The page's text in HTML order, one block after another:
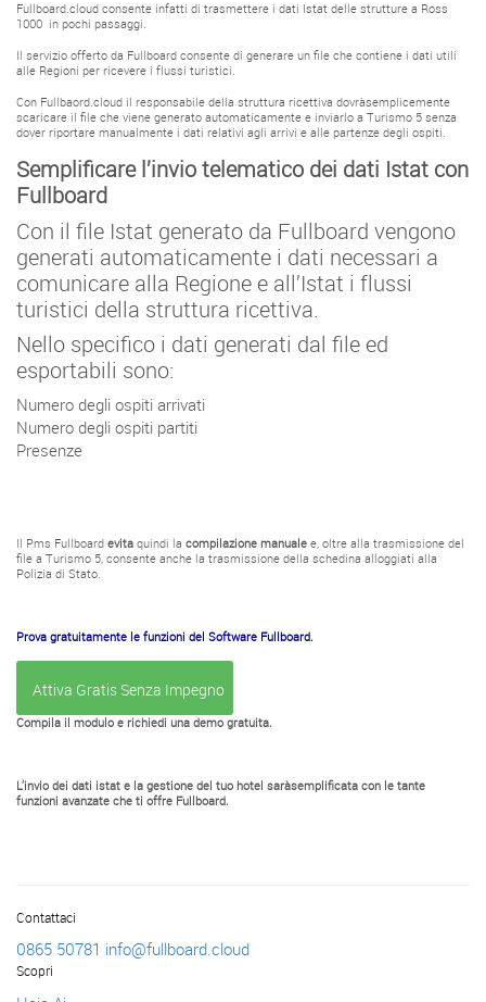
Fullboard.cloud consente infatti di trasmettere i dati Istat delle strutture a Ross
1000 in pochi passaggi.
Il servizio offerto da Fullboard consente di generare un file che contiene i dati utili
alle Regioni per ricevere i flussi turistici.
Con Fullbaord.cloud il responsabile della struttura ricettiva dovràsemplicemente
scaricare il file che viene generato automaticamente e inviarlo a Turismo 5 senza
dover riportare manualmente i dati relativi agli arrivi e alle partenze degli ospiti.
Semplificare l’invio telematico dei dati Istat con
Fullboard
Con il file Istat generato da Fullboard vengono
generati automaticamente i dati necessari a
comunicare alla Regione e all’Istat i flussi
turistici della struttura ricettiva.
Nello specifico i dati generati dal file ed
esportabili sono:
Numero degli ospiti arrivati
Numero degli ospiti partiti
Presenze
Il Pms Fullboard evita quindi la compilazione manuale e, oltre alla trasmissione del
file a Turismo 5, consente anche la trasmissione della schedina alloggiati alla
Polizia di Stato.
Prova gratuitamente le funzioni del Software Fullboard.
Attiva Gratis Senza Impegno
Compila il modulo e richiedi una demo gratuita.
L’invio dei dati istat e la gestione del tuo hotel saràsemplificata con le tante
funzioni avanzate che ti offre Fullboard.
Contattaci
0865 50781 info@fullboard.cloud
Scopri